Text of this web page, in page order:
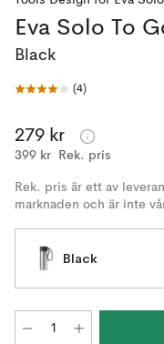
Eva Solo To
Black
(4)
279 kr
399 kr Rek. pris
Rek. pris är ett av
marknaden och är inte
Black